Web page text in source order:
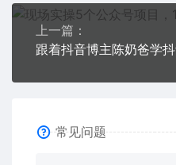
上一篇：
常见问题